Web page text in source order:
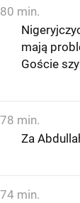
80 min.
mają
Goście
78 min.
Za
74 min.